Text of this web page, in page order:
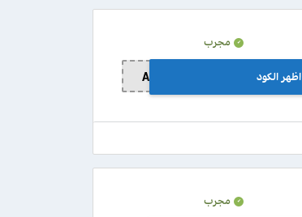
مجرب
A80 اظهر الكود
مجرب